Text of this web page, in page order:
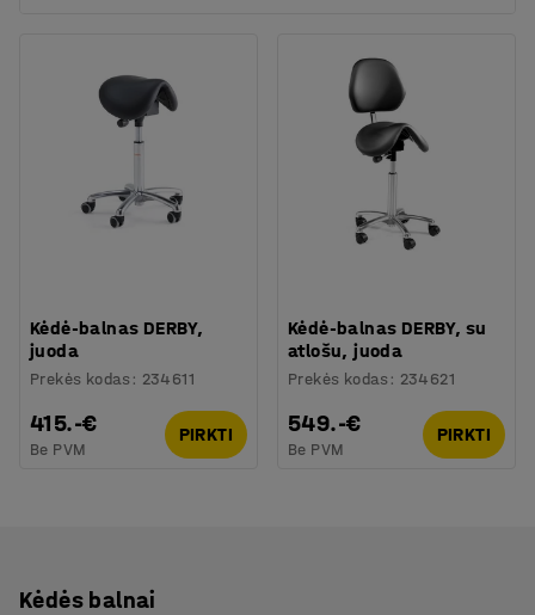
Kėdė-balnas DERBY,
juoda
Prekės kodas : 234611
415.-€
Be PVM
PIRKTI
Kėdė-balnas DERBY, su
atlošu, juoda
Prekės kodas : 234621
549.-€
Be PVM
PIRKTI
Kėdės balnai